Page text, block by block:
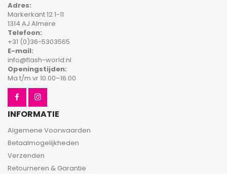
Adres:
Markerkant 12 1-11
1314 AJ Almere
Telefoon:
+31 (0)36-5303565
E-mail:
info@flash-world.nl
Openingstijden:
Ma t/m vr 10.00–16.00
INFORMATIE
Algemene Voorwaarden
Betaalmogelijkheden
Verzenden
Retourneren & Garantie